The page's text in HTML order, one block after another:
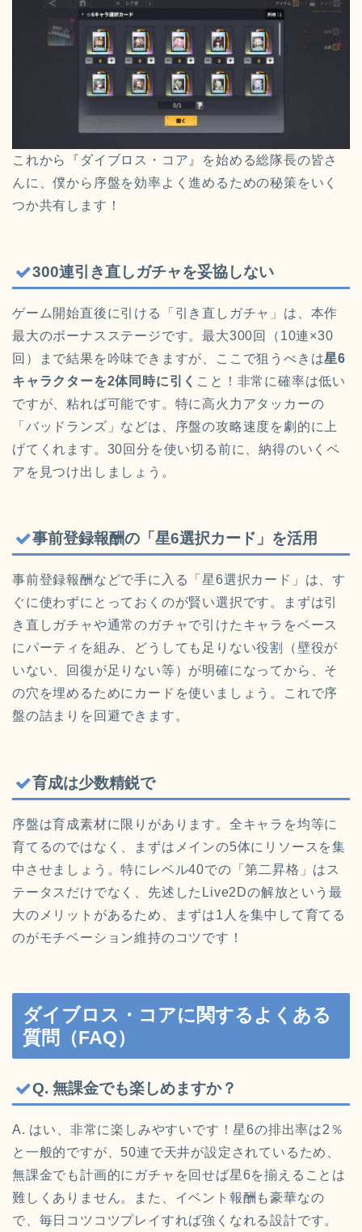
これから『ダイブロス・コア』を始める総隊長の皆さ
んに、僕から序盤を効率よく進めるための秘策をいく
つか共有します！
300連引き直しガチャを妥協しない
ゲーム開始直後に引ける「引き直しガチャ」は、本作
最大のボーナスステージです。最大300回（10連×30
回）まで結果を吟味できますが、ここで狙うべきは星6
キャラクターを2体同時に引く こと！非常に確率は低い
ですが、粘れば可能です。特に高火力アタッカーの
「バッドランズ」などは、序盤の攻略速度を劇的に上
げてくれます。30回分を使い切る前に、納得のいくペ
アを見つけ出しましょう。
事前登録報酬の「星6選択カード」を活用
事前登録報酬などで手に入る「星6選択カード」は、す
ぐに使わずにとっておくのが賢い選択です。まずは引
き直しガチャや通常のガチャで引けたキャラをベース
にパーティを組み、どうしても足りない役割（壁役が
いない、回復が足りない等）が明確になってから、そ
の穴を埋めるためにカードを使いましょう。これで序
盤の詰まりを回避できます。
育成は少数精鋭で
序盤は育成素材に限りがあります。全キャラを均等に
育てるのではなく、まずはメインの5体にリソースを集
中させましょう。特にレベル40での「第二昇格」はス
テータスだけでなく、先述したLive2Dの解放という最
大のメリットがあるため、まずは1人を集中して育てる
のがモチベーション維持のコツです！
ダイブロス・コアに関するよくある
質問（FAQ）
Q. 無課金でも楽しめますか？
A. はい、非常に楽しみやすいです！星6の排出率は2％
と一般的ですが、50連で天井が設定されているため、
無課金でも計画的にガチャを回せば星6を揃えることは
難しくありません。また、イベント報酬も豪華なの
で、毎日コツコツプレイすれば強くなれる設計です。